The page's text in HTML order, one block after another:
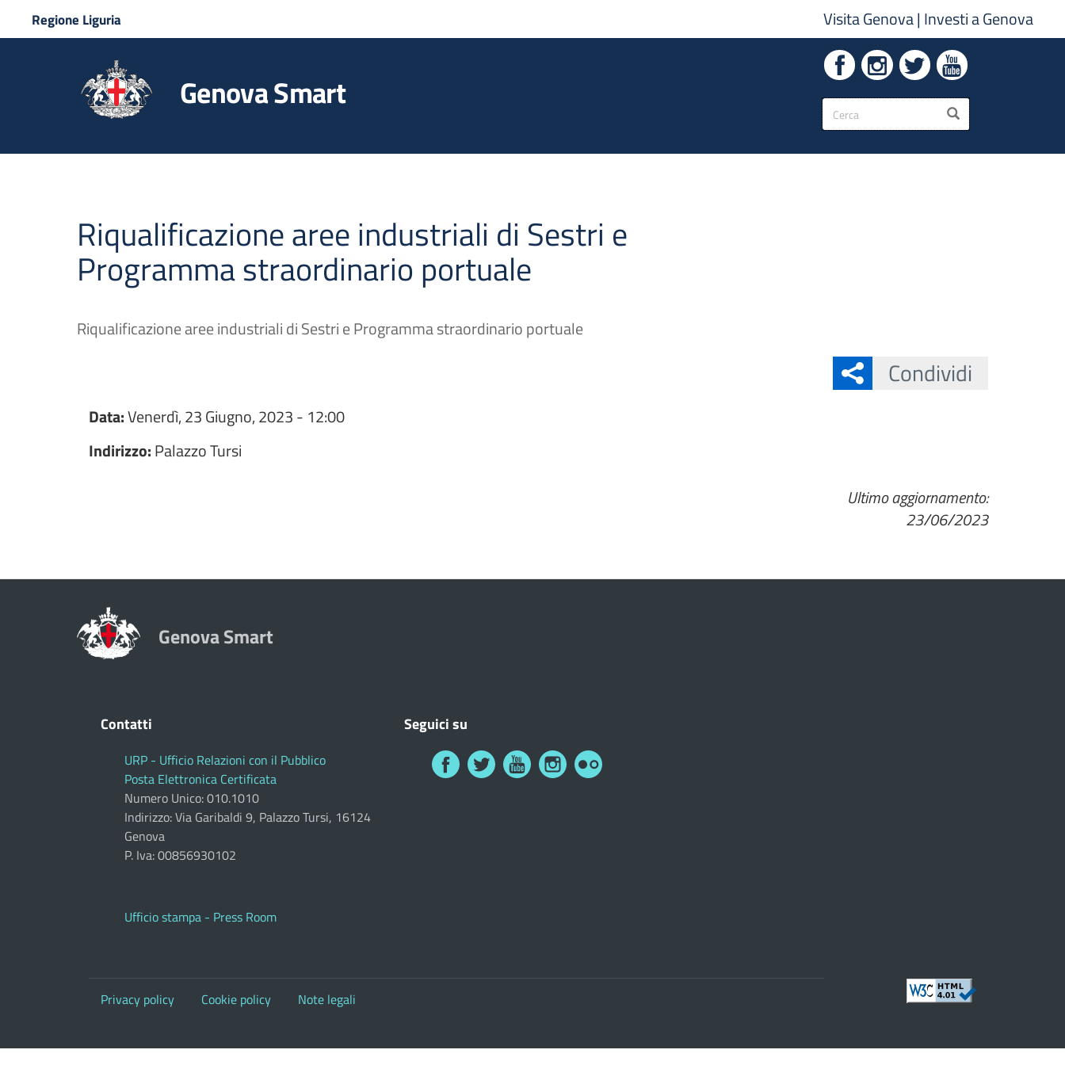
Regione Liguria Visita Genova| Investi a Genova
Genova Smart
Form
di
ricerca
CERCA
Riqualificazione aree industriali di Sestri e
Programma straordinario portuale
Riqualificazione aree industriali di Sestri e Programma straordinario portuale
Condividi
Data:Venerdì, 23 Giugno, 2023 - 12:00
Indirizzo:Palazzo Tursi
Ultimo aggiornamento:
23/06/2023
Genova Smart
Contatti
URP - Ufficio Relazioni con il Pubblico
Posta Elettronica Certificata
Numero Unico: 010.1010
Indirizzo: Via Garibaldi 9, Palazzo Tursi, 16124
Genova
P. Iva: 00856930102
Ufficio stampa - Press Room
Seguici su
Privacy policy Cookie policy Note legali